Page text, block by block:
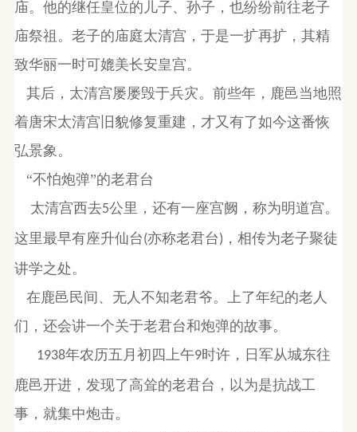
庙。他的继任皇位的儿子、孙子，也纷纷前往老子
庙祭祖。老子的庙庭太清宫，于是一扩再扩，其精
致华丽一时可媲美长安皇宫。
其后，太清宫屡屡毁于兵灾。前些年，鹿邑当地照
着唐宋太清宫旧貌修复重建，才又有了如今这番恢
弘景象。
“不怕炮弹”的老君台
太清宫西去5公里，还有一座宫阙，称为明道宫。
这里最早有座升仙台(亦称老君台) ，相传为老子聚徒
讲学之处。
在鹿邑民间、无人不知老君爷。上了年纪的老人
们，还会讲一个关于老君台和炮弹的故事。
1938年农历五月初四上午9时许，日军从城东往
鹿邑开进，发现了高耸的老君台，以为是抗战工
事，就集中炮击。